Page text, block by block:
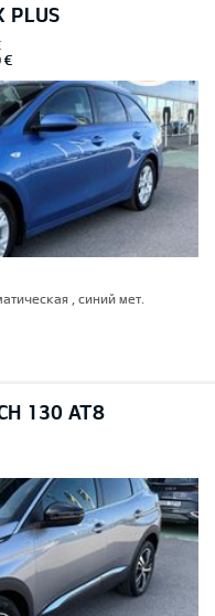
PLUS
€
, синий мет.
130 AT8